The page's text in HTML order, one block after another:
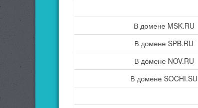
В домене MSK.RU
В домене SPB.RU
В домене NOV.RU
В домене SOCHI.SU